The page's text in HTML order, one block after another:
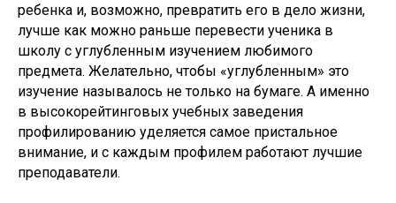
ребенка и, возможно, превратить его в дело жизни,
лучше как можно раньше перевести ученика в
школу с углубленным изучением любимого
предмета. Желательно, чтобы «углубленным» это
изучение называлось не только на бумаге. А именно
в высокорейтинговых учебных заведения
профилированию уделяется самое пристальное
внимание, и с каждым профилем работают лучшие
преподаватели.